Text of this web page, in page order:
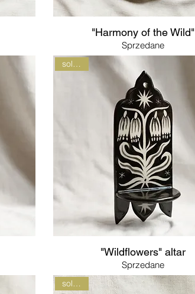
"Harmony of the Wild"
Sprzedane
sold out
"Wildflowers" altar
Sprzedane
sold out